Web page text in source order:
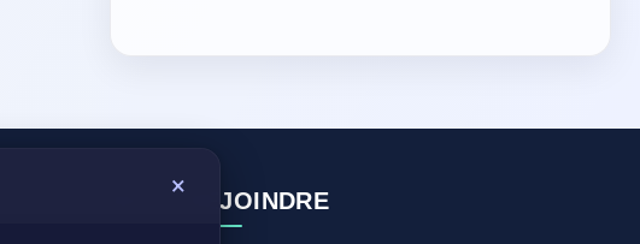
×
NOUS REJOINDRE